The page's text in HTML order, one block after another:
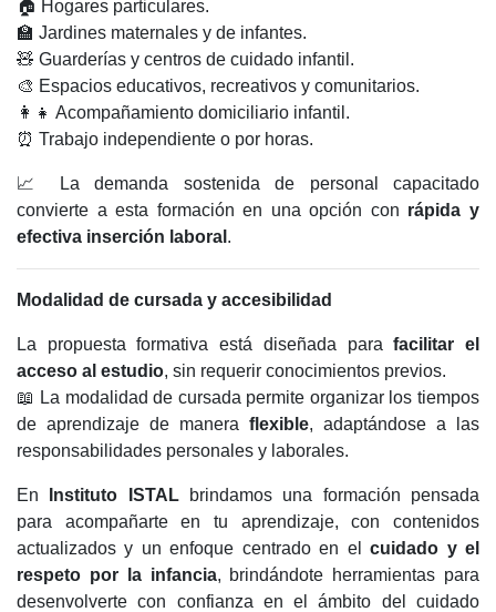
🏠 Hogares particulares.
🏫 Jardines maternales y de infantes.
🧸 Guarderías y centros de cuidado infantil.
🎨 Espacios educativos, recreativos y comunitarios.
👩‍👧 Acompañamiento domiciliario infantil.
⏰ Trabajo independiente o por horas.
📈 La demanda sostenida de personal capacitado
convierte a esta formación en una opción con rápida y
efectiva inserción laboral .
Modalidad de cursada y accesibilidad
La propuesta formativa está diseñada parafacilitar el
acceso al estudio, sin requerir conocimientos previos.
📖 La modalidad de cursada permite organizar los tiempos
de aprendizaje de manera flexible, adaptándose a las
responsabilidades personales y laborales.
En Instituto ISTALbrindamos una formación pensada
para acompañarte en tu aprendizaje, con contenidos
actualizados y un enfoque centrado en elcuidado y el
respeto por la infancia, brindándote herramientas para
desenvolverte con confianza en el ámbito del cuidado